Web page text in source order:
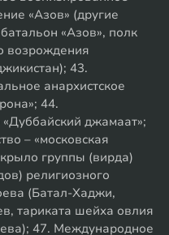
«Азов» (другие
«Азов», полк
возрождения
43.
анархистское
44.
джамаат»;
– «московская
группы (вирда)
религиозного
(Батал-Хаджи,
тариката шейха овлия
47. Международное